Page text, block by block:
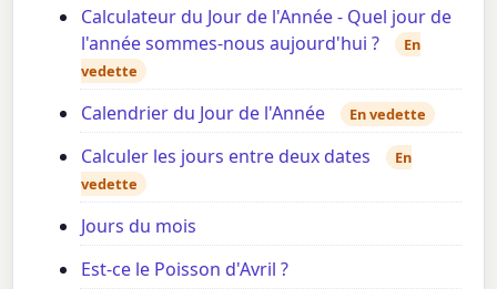
Calculateur du Jour de l'Année - Quel jour de
l'année sommes-nous aujourd'hui ?
En
vedette
Calendrier du Jour de l'Année En vedette
Calculer les jours entre deux dates
En
vedette
Jours du mois
Est-ce le Poisson d'Avril ?